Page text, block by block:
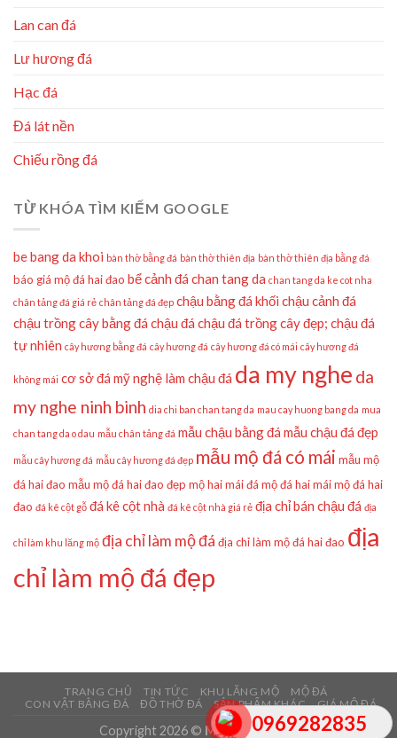
0969282835
Lan can đá
Lư hương đá
Hạc đá
Đá lát nền
Chiếu rồng đá
TỪ KHÓA TÌM KIẾM GOOGLE
be bang da khoi bàn thờ bằng đá bàn thờ thiên địa bàn thờ thiên địa bằng đá
báo giá mộ đá hai đao bể cảnh đá chan tang da chan tang da ke cot nha
chân tảng đá giá rẻ chân tảng đá đẹp chậu bằng đá khối chậu cảnh đá
chậu trồng cây bằng đá chậu đá chậu đá trồng cây đẹp; chậu đá
tự nhiên cây hương bằng đá cây hương đá cây hương đá có mái cây hương đá
không mái cơ sở đá mỹ nghệ làm chậu đá da my nghe da
my nghe ninh binh dia chi ban chan tang da mau cay huong bang da mua
chan tang da o dau mẫu chân tảng đá mẫu chậu bằng đá mẫu chậu đá đẹp
mẫu cây hương đá mẫu cây hương đá đẹp mẫu mộ đá có mái mẫu mộ
đá hai đao mẫu mộ đá hai đao đẹp mộ hai mái đá mộ đá hai máimộ đá hai
đao đá kê cột gỗ đá kê cột nhà đá kê cột nhà giá rẻ địa chỉ bán chậu đá địa
chỉ làm khu lăng mộ địa chỉ làm mộ đá địa chỉ làm mộ đá hai đao địa
chỉ làm mộ đá đẹp
TRANG CHỦ TIN TỨC KHU LĂNG MỘ
MỘ ĐÁ
CON VẬT BẰNG ĐÁ
ĐỒ THỜ ĐÁ SẢN PHẨM KHÁC GIÁ MỘ ĐÁ
Copyright 2026 © Mẫu Mộ Đá Đẹp